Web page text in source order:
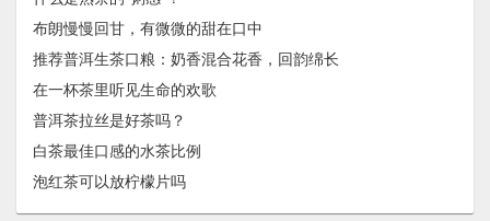
布朗慢慢回甘，有微微的甜在口中
推荐普洱生茶口粮：奶香混合花香，回韵绵长
在一杯茶里听见生命的欢歌
普洱茶拉丝是好茶吗？
白茶最佳口感的水茶比例
泡红茶可以放柠檬片吗